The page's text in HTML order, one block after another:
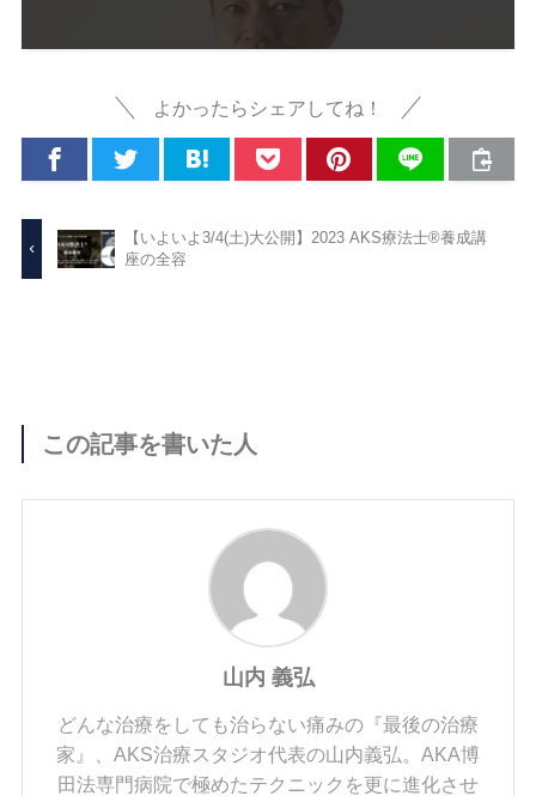
よかったらシェアしてね！
【いよいよ3/4(土)大公開】2023 AKS療法士®︎養成講
座の全容
この記事を書いた人
山内 義弘
どんな治療をしても治らない痛みの『最後の治療
家』、AKS治療スタジオ代表の山内義弘。AKA博
田法専門病院で極めたテクニックを更に進化させ